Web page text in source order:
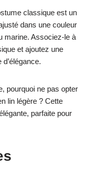
classique est un
dans une couleur
marine. Associez-le à
et ajoutez une
pourquoi ne pas opter
lin légère ? Cette
parfaite pour